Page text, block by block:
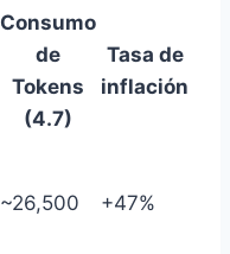
Consumo
de
Tokens
(4.7)
Tasa de
inflación
~26,500 +47%